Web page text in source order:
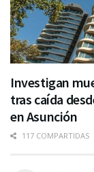
Investigan
tras caída
en Asunción
117 COMPARTIDAS